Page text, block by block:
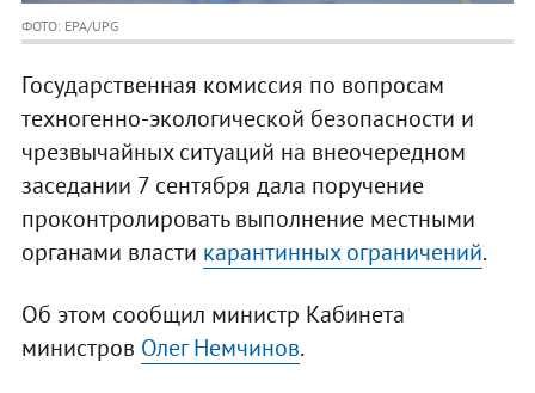
ФОТО: EPA/UPG
Государственная комиссия по вопросам
техногенно-экологической безопасности и
чрезвычайных ситуаций на внеочередном
заседании 7 сентября дала поручение
проконтролировать выполнение местными
органами власти карантинных ограничений.
Об этом сообщил министр Кабинета
министров Олег Немчинов.